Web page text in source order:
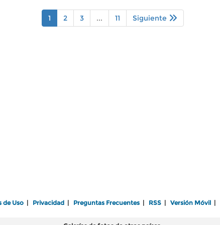
1 2 3 ... 11 Siguiente
de Uso Privacidad Preguntas Frecuentes RSS Versión Móvil